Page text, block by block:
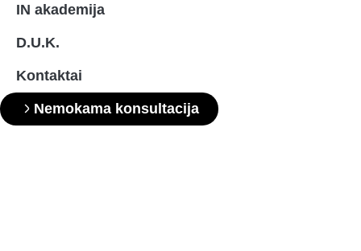
IN akademija
D.U.K.
Kontaktai
Nemokama konsultacija